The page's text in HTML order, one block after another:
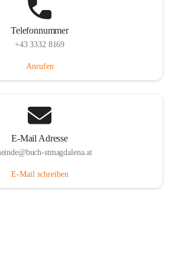
Telefonnummer
+43 3332 8169
Anrufen
E-Mail Adresse
stmagdalena.at
E-Mail schreiben